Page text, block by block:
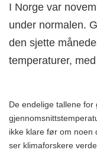
I Norge var
under normalen.
den sjette
temperaturer,
De endelige tallene for
ikke klare før om noen
ser klimaforskere